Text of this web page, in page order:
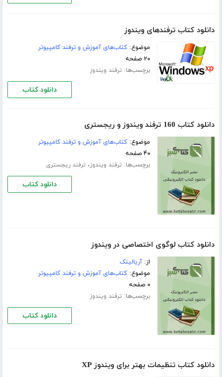
دانلود کتاب ترفندهای ویندوز
موضوع:کتاب‌های آموزش و ترفند کامپیوتر
۲۰ صفحه
برچسب‌ها: ترفند ویندوز
دانلود کتاب
دانلود کتاب 160 ترفند ویندوز و ریجستری
موضوع:کتاب‌های آموزش و ترفند کامپیوتر
۴۰ صفحه
برچسب‌ها: ترفند ویندوز، ترفند ریجستری
دانلود کتاب
دانلود کتاب لوگوی اختصاصی در ویندوز
از:آریالینک
موضوع:کتاب‌های آموزش و ترفند کامپیوتر
۰ صفحه
برچسب‌ها: ترفند ویندوز
دانلود کتاب
دانلود کتاب تنظیمات بهتر برای ویندوز XP